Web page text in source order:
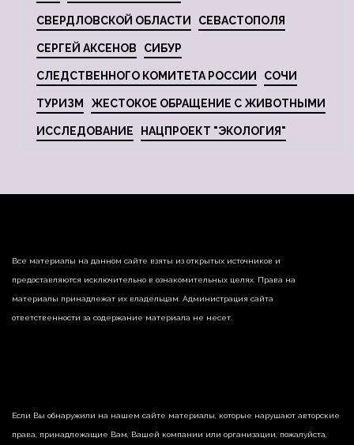
СВЕРДЛОВСКОЙ ОБЛАСТИ СЕВАСТОПОЛЯ
СЕРГЕЙ АКСЕНОВ СИБУР
СЛЕДСТВЕННОГО КОМИТЕТА РОССИИ СОЧИ
ТУРИЗМ ЖЕСТОКОЕ ОБРАЩЕНИЕ С ЖИВОТНЫМИ
ИССЛЕДОВАНИЕ НАЦПРОЕКТ "ЭКОЛОГИЯ"
Все материалы на данном сайте взяты из открытых источников и
предоставляются исключительно в ознакомительных целях. Права на
материалы принадлежат их владельцам. Администрация сайта
ответственности за содержание материала не несет.
Если Вы обнаружили на нашем сайте материалы, которые нарушают авторские
права, принадлежащие Вам, Вашей компании или организации, пожалуйста,